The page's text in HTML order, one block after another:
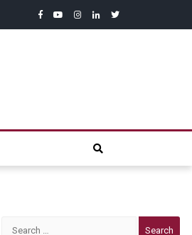
facebook
youtubeinstagram
linkedintwitter
Posts